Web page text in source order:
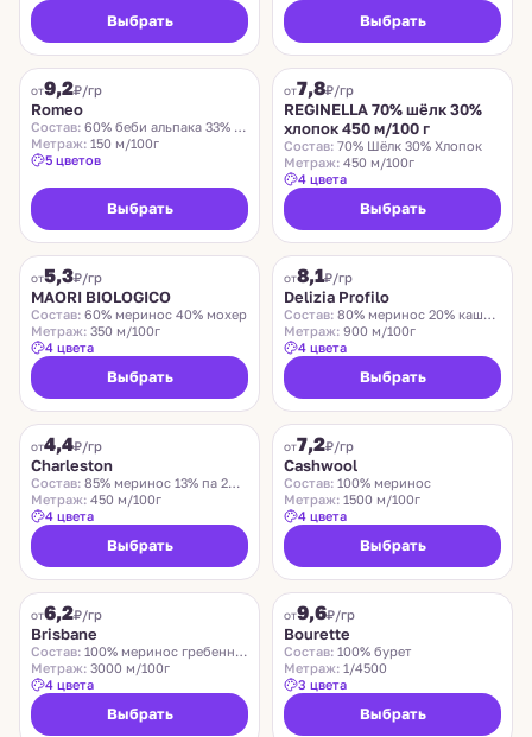
Выбрать Выбрать
от9,2₽/гр
Romeo
Состав: 60% беби альпака 33% меринос 7% нейлон
Метраж: 150 м/100г
5 цветов
Выбрать
от7,8₽/гр
REGINELLA 70% шёлк 30%
хлопок 450 м/100 г
Состав: 70% Шёлк 30% Хлопок
Метраж: 450 м/100г
4 цвета
Выбрать
от5,3₽/гр
MAORI BIOLOGICO
Состав: 60% меринос 40% мохер
Метраж: 350 м/100г
4 цвета
Выбрать
от8,1₽/гр
Delizia Profilo
Состав: 80% меринос 20% кашемир
Метраж: 900 м/100г
4 цвета
Выбрать
от4,4₽/гр
Charleston
Состав: 85% меринос 13% па 2% эластан
Метраж: 450 м/100г
4 цвета
Выбрать
от7,2₽/гр
Cashwool
Состав: 100% меринос
Метраж: 1500 м/100г
4 цвета
Выбрать
от6,2₽/гр
Brisbane
Состав: 100% меринос гребенной
Метраж: 3000 м/100г
4 цвета
Выбрать
Хит
от9,6₽/гр
Bourette
Состав: 100% бурет
Метраж: 1/4500
3 цвета
Выбрать